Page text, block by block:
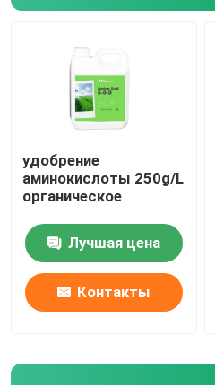
удобрение
аминокислоты 250g/L
органическое
Лучшая цена
Контакты